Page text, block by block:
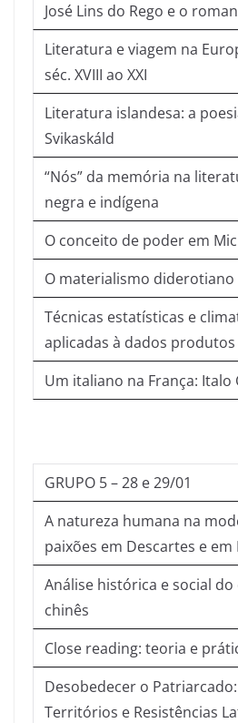
José Lins do Rego e o
Literatura e viagem na
séc. XVIII ao XXI
Literatura islandesa: a
Svikaskáld
“Nós” da memória na
negra e indígena
O conceito de poder em
O materialismo diderotiano
Técnicas estatísticas e
aplicadas à dados
Um italiano na França: Italo
GRUPO 5 – 28 e 29/01
A natureza humana na
paixões em Descartes e em
Análise histórica e social
chinês
Close reading: teoria e
Desobedecer o
Territórios e Resistências